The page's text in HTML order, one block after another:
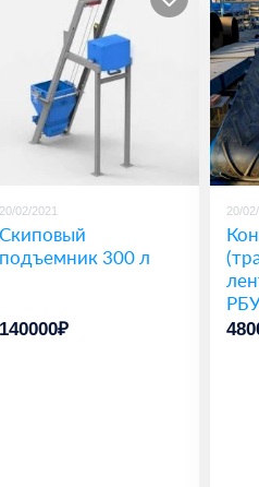
20/02/2021
Скиповый
подъемник 300 л
140000₽
20/